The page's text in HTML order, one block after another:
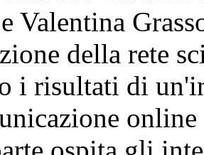
Valentina
della rete
i risultati di